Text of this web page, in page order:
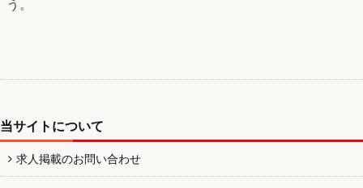
う。
当サイトについて
求人掲載のお問い合わせ